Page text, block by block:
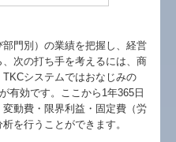
門別）の業績を把握し、経営
次の打ち手を考えるには、商
システムではおなじみの
有効です。ここから1年365日
動費・限界利益・固定費（労
を行うことができます。